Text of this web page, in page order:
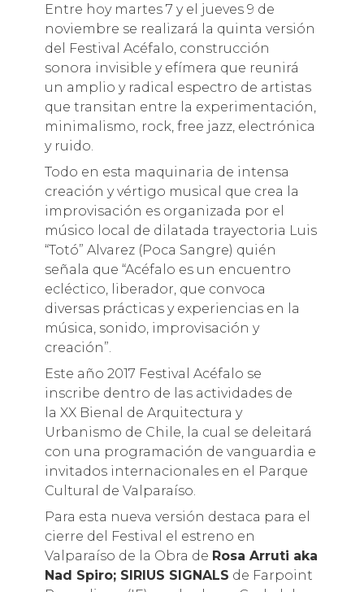
Entre hoy martes 7 y el jueves 9 de
noviembre se realizará la quinta versión
del Festival Acéfalo, construcción
sonora invisible y efímera que reunirá
un amplio y radical espectro de artistas
que transitan entre la experimentación,
minimalismo, rock, free jazz, electrónica
y ruido.
Todo en esta maquinaria de intensa
creación y vértigo musical que crea la
improvisación es organizada por el
músico local de dilatada trayectoria Luis
“Totó” Alvarez (Poca Sangre) quién
señala que “Acéfalo es un encuentro
ecléctico, liberador, que convoca
diversas prácticas y experiencias en la
música, sonido, improvisación y
creación”.
Este año 2017 Festival Acéfalo se
inscribe dentro de las actividades de
la XX Bienal de Arquitectura y
Urbanismo de Chile, la cual se deleitará
con una programación de vanguardia e
invitados internacionales en el Parque
Cultural de Valparaíso.
Para esta nueva versión destaca para el
cierre del Festival el estreno en
Valparaíso de la Obra de Rosa Arruti aka
Nad Spiro; SIRIUS SIGNALS de Farpoint